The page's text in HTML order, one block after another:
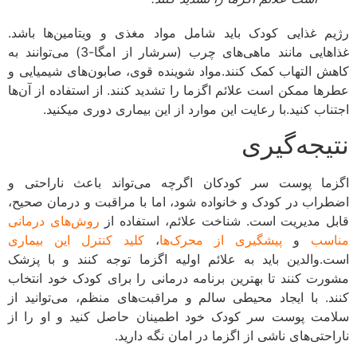
رژیم غذایی کودک باید شامل مواد مغذی و ویتامین‌ها باشد.
غذاهایی مانند ماهی‌های چرب (سرشار از امگا-3) می‌توانند به
کاهش التهاب کمک کنند.مواد شوینده قوی، صابون‌های شیمیایی و
عطرها ممکن است علائم اگزما را تشدید کنند. از استفاده از آن‌ها
اجتناب کنید.با رعایت این موارد از این بیماری دوری میکنید.
نتیجه‌گیری
اگزما پوست سر کودکان اگرچه می‌تواند باعث ناراحتی و
اضطراب در کودک و خانواده شود، اما با مراقبت و درمان صحیح،
قابل مدیریت است. شناخت علائم، استفاده از روش‌های درمانی
مناسبو پیشگیری از محرک‌ها،
کلید کنترل این بیماری
است.والدین باید به علائم اولیه اگزما توجه کنند و با پزشک
مشورت کنند تا بهترین برنامه درمانی را برای کودک خود انتخاب
کنند. با ایجاد محیطی سالم و مراقبت‌های منظم، می‌توانید از
سلامت پوست سر کودک خود اطمینان حاصل کنید و او را از
ناراحتی‌های ناشی از اگزما در امان نگه دارید.